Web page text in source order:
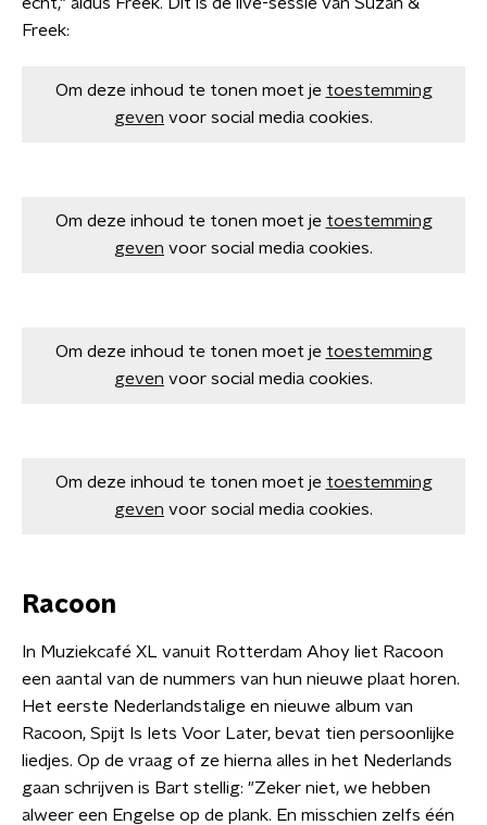
Freek:
Om deze inhoud te tonen moet je toestemming
geven voor social media cookies.
Om deze inhoud te tonen moet je toestemming
geven voor social media cookies.
Om deze inhoud te tonen moet je toestemming
geven voor social media cookies.
Om deze inhoud te tonen moet je toestemming
geven voor social media cookies.
Racoon
In Muziekcafé XL vanuit Rotterdam Ahoy liet Racoon
een aantal van de nummers van hun nieuwe plaat horen.
Het eerste Nederlandstalige en nieuwe album van
Racoon, Spijt Is Iets Voor Later, bevat tien persoonlijke
liedjes. Op de vraag of ze hierna alles in het Nederlands
gaan schrijven is Bart stellig: "Zeker niet, we hebben
alweer een Engelse op de plank. En misschien zelfs één